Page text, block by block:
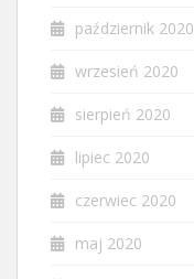
październik 2020
wrzesień 2020
sierpień 2020
lipiec 2020
czerwiec 2020
maj 2020